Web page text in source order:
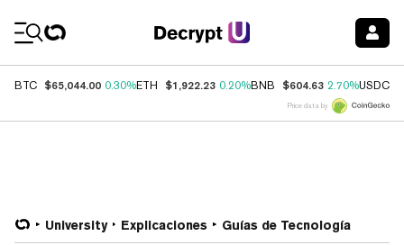
BTC $65,044.00 0.30%ETH $1,922.23 0.20%BNB $604.63 2.70%USDC
Price data by
University Explicaciones Guías de Tecnología